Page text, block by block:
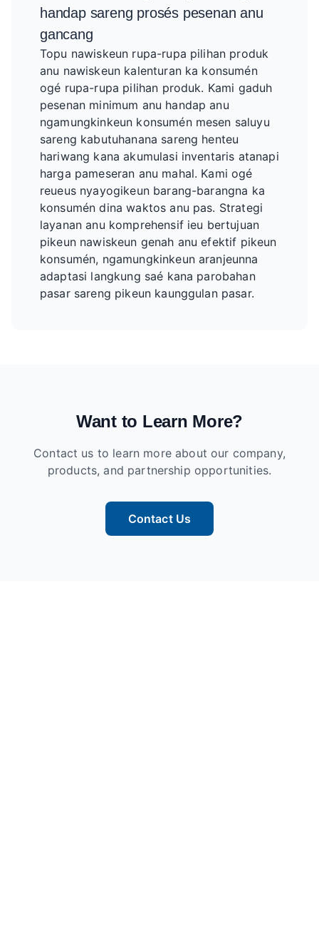
handap sareng prosés pesenan anu
gancang
Topu nawiskeun rupa-rupa pilihan produk
anu nawiskeun kalenturan ka konsumén
ogé rupa-rupa pilihan produk. Kami gaduh
pesenan minimum anu handap anu
ngamungkinkeun konsumén mesen saluyu
sareng kabutuhanana sareng henteu
hariwang kana akumulasi inventaris atanapi
harga pameseran anu mahal. Kami ogé
reueus nyayogikeun barang-barangna ka
konsumén dina waktos anu pas. Strategi
layanan anu komprehensif ieu bertujuan
pikeun nawiskeun genah anu efektif pikeun
konsumén, ngamungkinkeun aranjeunna
adaptasi langkung saé kana parobahan
pasar sareng pikeun kaunggulan pasar.
Want to Learn More?
Contact us to learn more about our company,
products, and partnership opportunities.
Contact Us